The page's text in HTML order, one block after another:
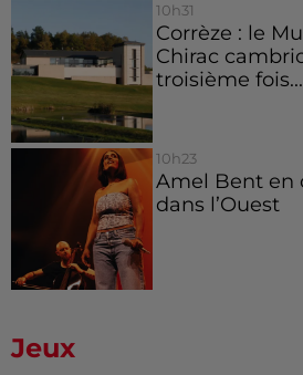
10h31
Corrèze : le
Chirac
troisième fois...
10h23
Amel Bent en
dans l’Ouest
Jeux